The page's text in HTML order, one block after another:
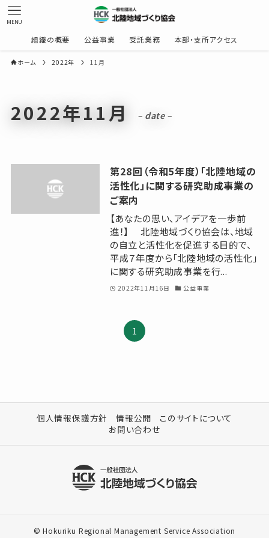
MENU
組織の概要 公益事業 受託業務 本部・支所アクセス
ホーム 2022年 11月
2022年11月 – date –
第28回（令和5年度）「北陸地域の
活性化」に関する研究助成事業の
ご案内
【あなたの思い、アイデアを一歩前
進！】 北陸地域づくり協会は、地域
の自立と活性化を促進する目的で、
平成７年度から「北陸地域の活性化」
に関する研究助成事業を行...
2022年11月16日 公益事業
1
個人情報保護方針 情報公開
このサイトについて
お問い合わせ
© Hokuriku Regional Management Service Association